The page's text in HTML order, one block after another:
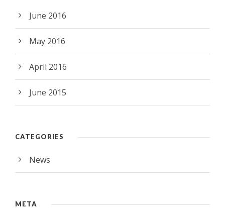
June 2016
May 2016
April 2016
June 2015
CATEGORIES
News
META